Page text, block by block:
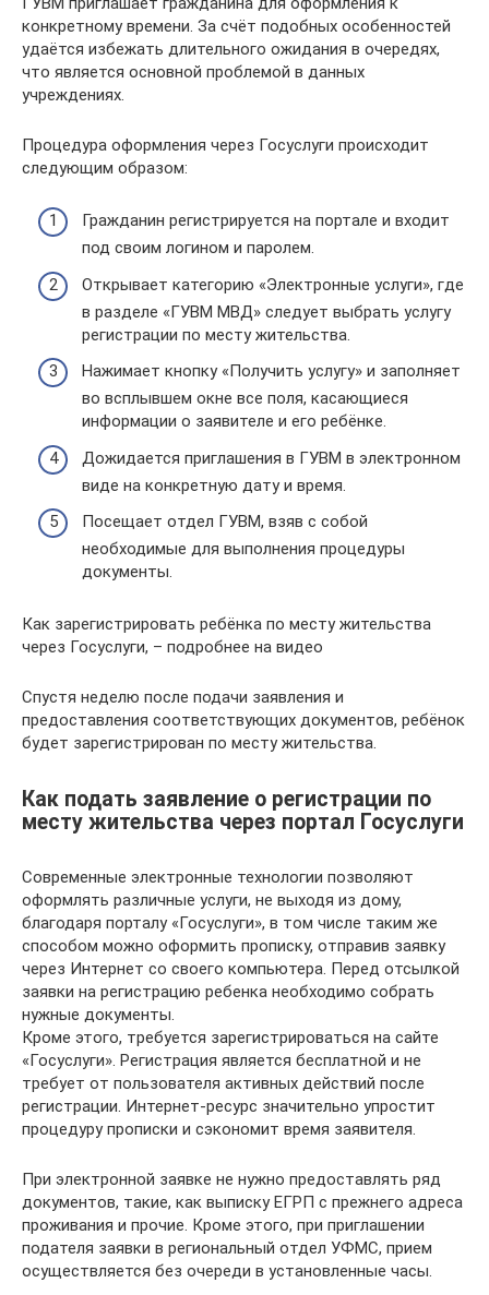
конкретному времени. За счёт подобных особенностей
удаётся избежать длительного ожидания в очередях,
что является основной проблемой в данных
учреждениях.
Процедура оформления через Госуслуги происходит
следующим образом:
Гражданин регистрируется на портале и входит
под своим логином и паролем.
Открывает категорию «Электронные услуги», где
в разделе «ГУВМ МВД» следует выбрать услугу
регистрации по месту жительства.
Нажимает кнопку «Получить услугу» и заполняет
во всплывшем окне все поля, касающиеся
информации о заявителе и его ребёнке.
Дожидается приглашения в ГУВМ в электронном
виде на конкретную дату и время.
Посещает отдел ГУВМ, взяв с собой
необходимые для выполнения процедуры
документы.
Как зарегистрировать ребёнка по месту жительства
через Госуслуги, – подробнее на видео
Спустя неделю после подачи заявления и
предоставления соответствующих документов, ребёнок
будет зарегистрирован по месту жительства.
Как подать заявление о регистрации по
месту жительства через портал Госуслуги
Современные электронные технологии позволяют
оформлять различные услуги, не выходя из дому,
благодаря порталу «Госуслуги», в том числе таким же
способом можно оформить прописку, отправив заявку
через Интернет со своего компьютера. Перед отсылкой
заявки на регистрацию ребенка необходимо собрать
нужные документы.
Кроме этого, требуется зарегистрироваться на сайте
«Госуслуги». Регистрация является бесплатной и не
требует от пользователя активных действий после
регистрации. Интернет-ресурс значительно упростит
процедуру прописки и сэкономит время заявителя.
При электронной заявке не нужно предоставлять ряд
документов, такие, как выписку ЕГРП с прежнего адреса
проживания и прочие. Кроме этого, при приглашении
подателя заявки в региональный отдел УФМС, прием
осуществляется без очереди в установленные часы.